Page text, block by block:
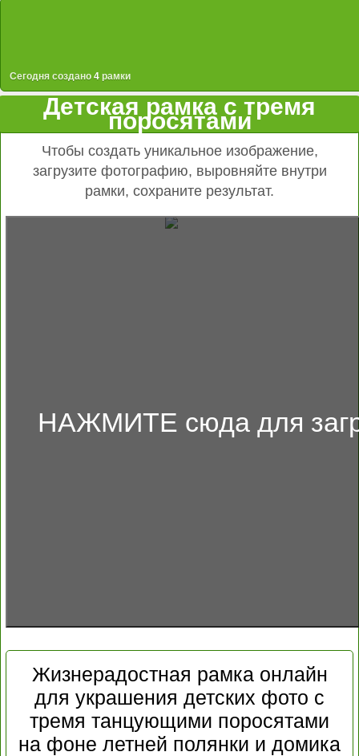
Сегодня создано 4 рамки
Детская рамка с тремя
поросятами
Чтобы создать уникальное изображение,
загрузите фотографию, выровняйте внутри
рамки, сохраните результат.
НАЖМИТЕ сюда для
Жизнерадостная рамка онлайн
для украшения детских фото с
тремя танцующими поросятами
на фоне летней полянки и домика